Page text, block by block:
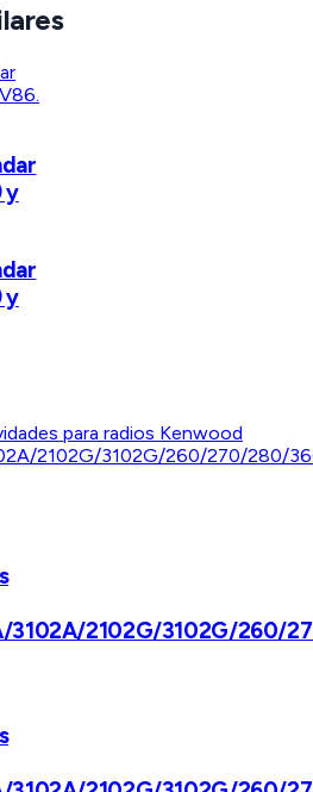
y
y
3102A/2102G/3102G/260/